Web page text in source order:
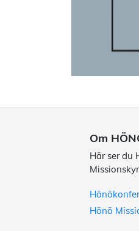
Om
Här ser du
Hönö